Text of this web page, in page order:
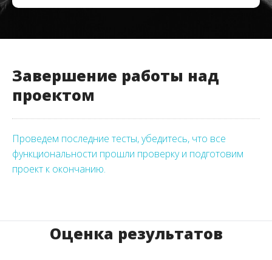
Завершение работы над
проектом
Проведем последние тесты, убедитесь, что все
функциональности прошли проверку и подготовим
проект к окончанию.
Оценка результатов